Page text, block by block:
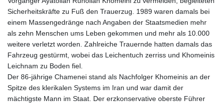
Sicherheitskräfte zu Fuß den Trauerzug. 1989 waren damals bei
einem Massengedränge nach Angaben der Staatsmedien mehr
als zehn Menschen ums Leben gekommen und mehr als 10.000
weitere verletzt worden. Zahlreiche Trauernde hatten damals das
Fahrzeug gestürmt, wobei das Leichentuch zerriss und Khomeinis
Leichnam zu Boden fiel.
Der 86-jährige Chamenei stand als Nachfolger Khomeinis an der
Spitze des klerikalen Systems im Iran und war damit der
mächtigste Mann im Staat. Der erzkonservative oberste Führer